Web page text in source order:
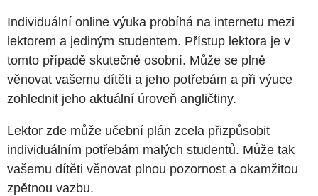
Individuální online výuka probíhá na internetu mezi
lektorem a jediným studentem. Přístup lektora je v
tomto případě skutečně osobní. Může se plně
věnovat vašemu dítěti a jeho potřebám a při výuce
zohlednit jeho aktuální úroveň angličtiny.
Lektor zde může učební plán zcela přizpůsobit
individuálním potřebám malých studentů. Může tak
vašemu dítěti věnovat plnou pozornost a okamžitou
zpětnou vazbu.